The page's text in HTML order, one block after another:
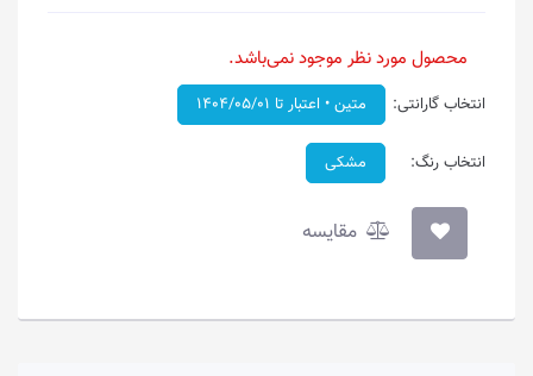
محصول مورد نظر موجود نمی‌باشد.
انتخاب گارانتی: متین • اعتبار تا ۱۴۰۴/۰۵/۰۱
انتخاب رنگ: مشکی
مقایسه